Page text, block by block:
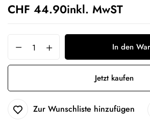
CHF 44.90inkl. MwST
In den
Jetzt kaufen
Zur Wunschliste hinzufügen